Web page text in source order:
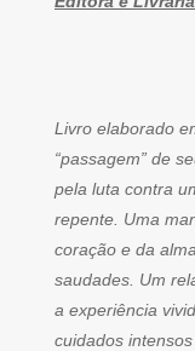
Livro elaborado
“passagem” de
pela luta contra
repente. Uma
coração e da
saudades. Um
a experiência
cuidados